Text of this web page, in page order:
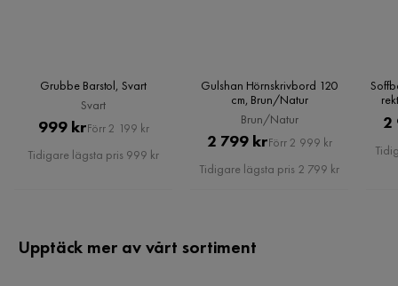
Grubbe Barstol, Svart
Svart
Pris
999 kr Original
Pris
Förr 2 199 kr
Tidigare lägsta pris 999 kr
Gulshan Hörnskrivbord 120
cm, Brun/Natur
Brun/Natur
Pris
2 799 krOriginal
Pris
Förr 2 999 kr
Tidigare lägsta pris 2 799 kr
2
Upptäck mer av vårt sortiment